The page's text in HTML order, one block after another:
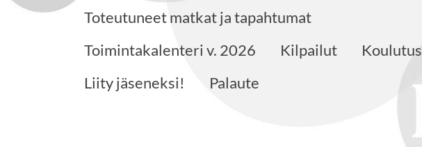
Toteutuneet matkat ja tapahtumat
Toimintakalenteri v. 2026
Kilpailut
Koulutus
Liity jäseneksi!
Palaute